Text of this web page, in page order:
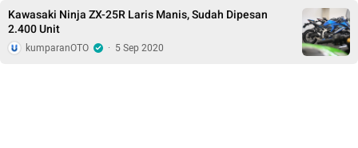
Kawasaki Ninja ZX-25R Laris Manis, Sudah Dipesan
2.400 Unit
kumparanOTO · 5 Sep 2020